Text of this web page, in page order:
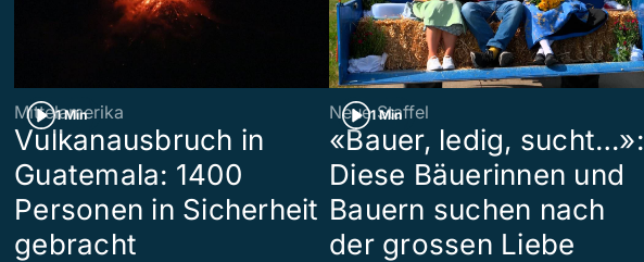
1 Min
Mittelamerika
Vulkanausbruch in
Guatemala: 1400
Personen in Sicherheit
gebracht
1 Min
Neue Staffel
«Bauer, ledig, sucht…»:
Diese Bäuerinnen und
Bauern suchen nach
der grossen Liebe